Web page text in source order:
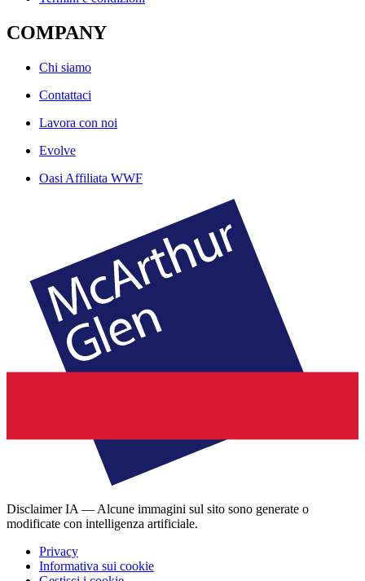
COMPANY
Chi siamo
Contattaci
Lavora con noi
Evolve
Oasi Affiliata WWF
Disclaimer IA — Alcune immagini sul sito sono generate o
modificate con intelligenza artificiale.
Privacy
Informativa sui cookie